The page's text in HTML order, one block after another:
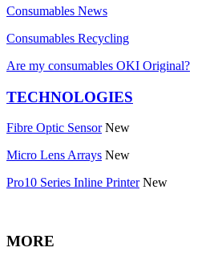
Consumables News
Consumables Recycling
Are my consumables OKI Original?
TECHNOLOGIES
Fibre Optic Sensor New
Micro Lens Arrays New
Pro10 Series Inline Printer New
MORE